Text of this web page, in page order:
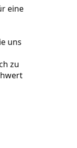
eine
uns
zu